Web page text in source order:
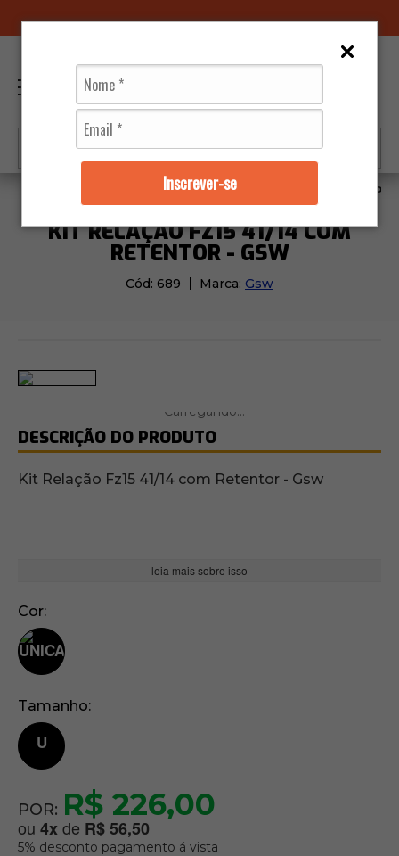
Inscrever-se
Kit Relação Kit Relação Fz15 41/14
KIT RELAÇÃO FZ15 41/14 COM
RETENTOR - GSW
Cód: 689 Marca: Gsw
DESCRIÇÃO DO PRODUTO
Kit Relação Fz15 41/14 com Retentor - Gsw
leia mais sobre isso
Cor
Tamanho
U
POR: R$ 226,00
ou 4xde R$ 56,50
5% desconto pagamento á vista